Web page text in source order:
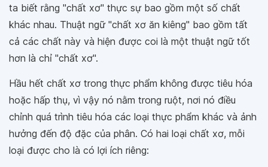
ta biết rằng "chất xơ" thực sự bao gồm một số chất
khác nhau. Thuật ngữ "chất xơ ăn kiêng" bao gồm tất
cả các chất này và hiện được coi là một thuật ngữ tốt
hơn là chỉ "chất xơ".
Hầu hết chất xơ trong thực phẩm không được tiêu hóa
hoặc hấp thụ, vì vậy nó nằm trong ruột, nơi nó điều
chỉnh quá trình tiêu hóa các loại thực phẩm khác và ảnh
hưởng đến độ đặc của phân. Có hai loại chất xơ, mỗi
loại được cho là có lợi ích riêng: